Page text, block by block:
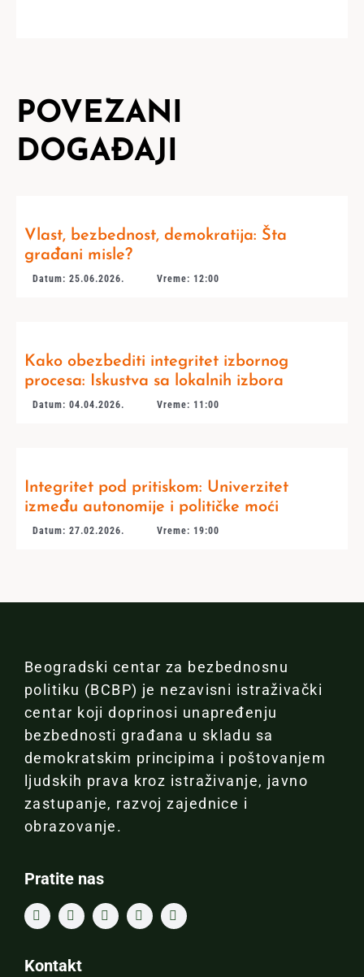
POVEZANI
DOGAĐAJI
Vlast, bezbednost, demokratija: Šta
građani misle?
Datum: 25.06.2026. Vreme: 12:00
Kako obezbediti integritet izbornog
procesa: Iskustva sa lokalnih izbora
Datum: 04.04.2026. Vreme: 11:00
Integritet pod pritiskom: Univerzitet
između autonomije i političke moći
Datum: 27.02.2026. Vreme: 19:00
Beogradski centar za bezbednosnu
politiku (BCBP) je nezavisni istraživački
centar koji doprinosi unapređenju
bezbednosti građana u skladu sa
demokratskim principima i poštovanjem
ljudskih prava kroz istraživanje, javno
zastupanje, razvoj zajednice i
obrazovanje.
Pratite nas
Kontakt